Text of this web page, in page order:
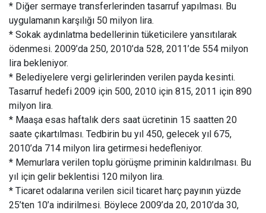
* Diğer sermaye transferlerinden tasarruf yapılması. Bu
uygulamanın karşılığı 50 milyon lira.
* Sokak aydınlatma bedellerinin tüketicilere yansıtılarak
ödenmesi. 2009’da 250, 2010’da 528, 2011’de 554 milyon
lira bekleniyor.
* Belediyelere vergi gelirlerinden verilen payda kesinti.
Tasarruf hedefi 2009 için 500, 2010 için 815, 2011 için 890
milyon lira.
* Maaşa esas haftalık ders saat ücretinin 15 saatten 20
saate çıkartılması. Tedbirin bu yıl 450, gelecek yıl 675,
2010’da 714 milyon lira getirmesi hedefleniyor.
* Memurlara verilen toplu görüşme priminin kaldırılması. Bu
yıl için gelir beklentisi 120 milyon lira.
* Ticaret odalarına verilen sicil ticaret harç payının yüzde
25’ten 10’a indirilmesi. Böylece 2009’da 20, 2010’da 30,